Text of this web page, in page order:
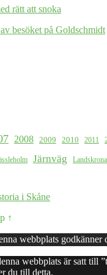
rätt att snoka
besöket på Goldschmidt
2008 2009 2010 2011
Järnväg Landskrona
i Skåne
↑
webbplats godkänner
webbplats är satt till
du till detta.